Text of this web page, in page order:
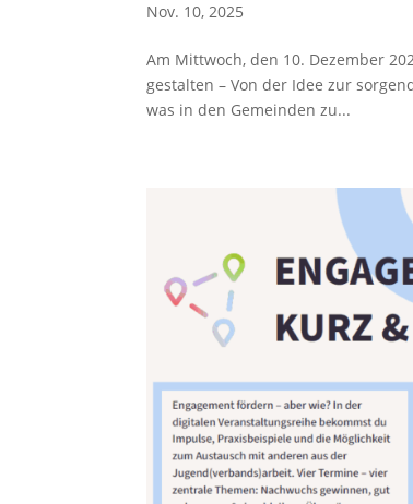
Nov. 10, 2025
Am Mittwoch, den 10. Dezember
gestalten – Von der Idee zur
was in den Gemeinden zu...